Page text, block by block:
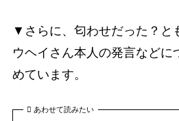
▼さらに、匂わせだった？と
ウヘイさん本人の発言などに
めています。
あわせて読みたい